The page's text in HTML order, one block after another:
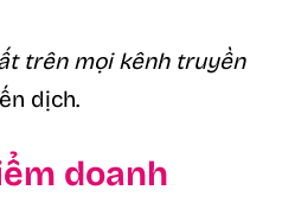
trên mọi kênh truyền
dịch.
doanh